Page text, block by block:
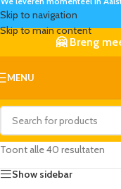
Skip to navigation
Skip to main content
🤗 Breng
MENU
Toont alle 40 resultaten
Show sidebar